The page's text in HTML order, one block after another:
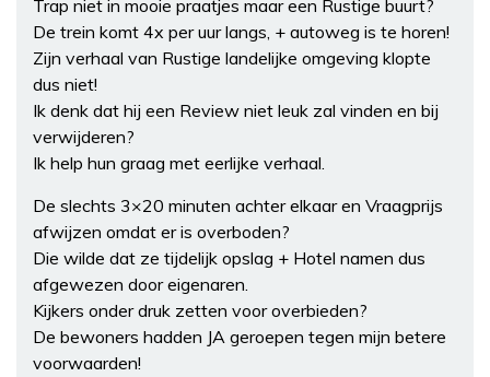
Trap niet in mooie praatjes maar een Rustige buurt?
De trein komt 4x per uur langs, + autoweg is te horen!
Zijn verhaal van Rustige landelijke omgeving klopte
dus niet!
Ik denk dat hij een Review niet leuk zal vinden en bij
verwijderen?
Ik help hun graag met eerlijke verhaal.
De slechts 3×20 minuten achter elkaar en Vraagprijs
afwijzen omdat er is overboden?
Die wilde dat ze tijdelijk opslag + Hotel namen dus
afgewezen door eigenaren.
Kijkers onder druk zetten voor overbieden?
De bewoners hadden JA geroepen tegen mijn betere
voorwaarden!